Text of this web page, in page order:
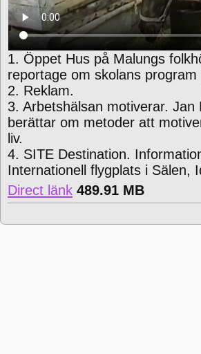
1. Öppet Hus på Malungs
reportage om skolans program
2. Reklam.
3. Arbetshälsan motiverar.
berättar om metoder att
liv.
4. SITE Destination.
Internationell flygplats i Sälen,
Direct länk 489.91 MB